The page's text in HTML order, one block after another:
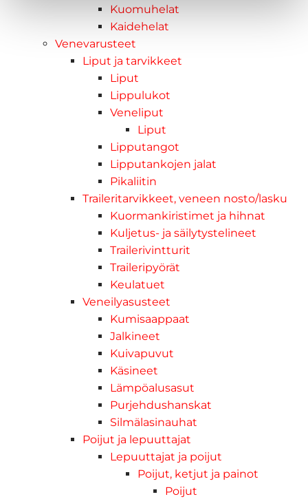
Kuomuhelat
Kaidehelat
Venevarusteet
Liput ja tarvikkeet
Liput
Lippulukot
Veneliput
Liput
Lipputangot
Lipputankojen jalat
Pikaliitin
Traileritarvikkeet, veneen nosto/lasku
Kuormankiristimet ja hihnat
Kuljetus- ja säilytystelineet
Trailerivintturit
Traileripyörät
Keulatuet
Veneilyasusteet
Kumisaappaat
Jalkineet
Kuivapuvut
Käsineet
Lämpöalusasut
Purjehdushanskat
Silmälasinauhat
Poijut ja lepuuttajat
Lepuuttajat ja poijut
Poijut, ketjut ja painot
Poijut